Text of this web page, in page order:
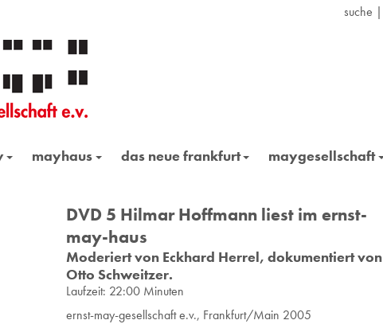
suche |
mayhaus das neue frankfurt maygesellschaft
DVD 5 Hilmar Hoffmann liest im ernst-
may-haus
Moderiert von Eckhard Herrel, dokumentiert von
Otto Schweitzer.
Laufzeit: 22:00 Minuten
ernst-may-gesellschaft e.v., Frankfurt/Main 2005